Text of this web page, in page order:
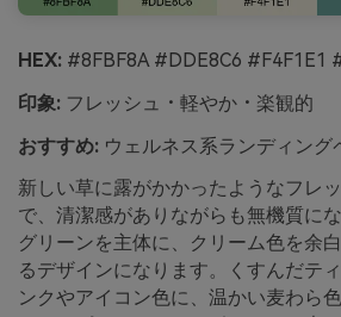
HEX: #8FBF8A #DDE8C6 #F4F1E1
印象: フレッシュ・軽やか・楽観的
おすすめ: ウェルネス系ランディング
新しい草に露がかかったようなフレ
で、清潔感がありながらも無機質に
グリーンを主体に、クリーム色を余
るデザインになります。くすんだテ
ンクやアイコン色に、温かい麦わら